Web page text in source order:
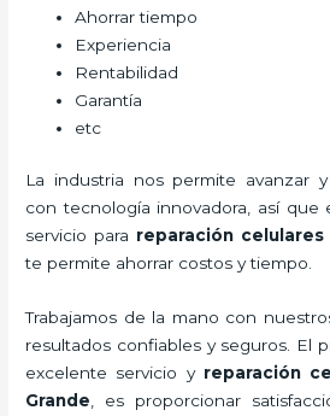
Ahorrar tiempo
Experiencia
Rentabilidad
Garantía
etc
La industria nos permite avanzar
con tecnología innovadora, así que
servicio para reparación celulares
te permite ahorrar costos y tiempo.
Trabajamos de la mano con
resultados confiables y seguros. El
excelente servicio y reparación
Grande , es proporcionar